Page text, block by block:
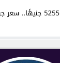
5255 جنيهًا.. سعر جرام الذهب عيار 18 اليوم...